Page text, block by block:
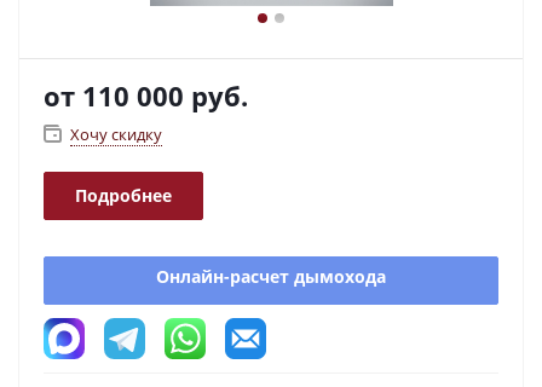
от 110 000 руб.
Хочу скидку
Подробнее
Онлайн-расчет дымохода